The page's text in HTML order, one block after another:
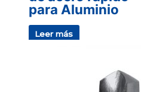
para Aluminio
Leer más